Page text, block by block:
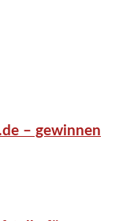
– gewinnen